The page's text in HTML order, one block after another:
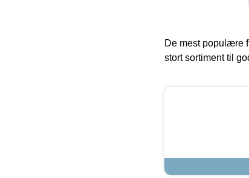
De mest populære
stort sortiment til